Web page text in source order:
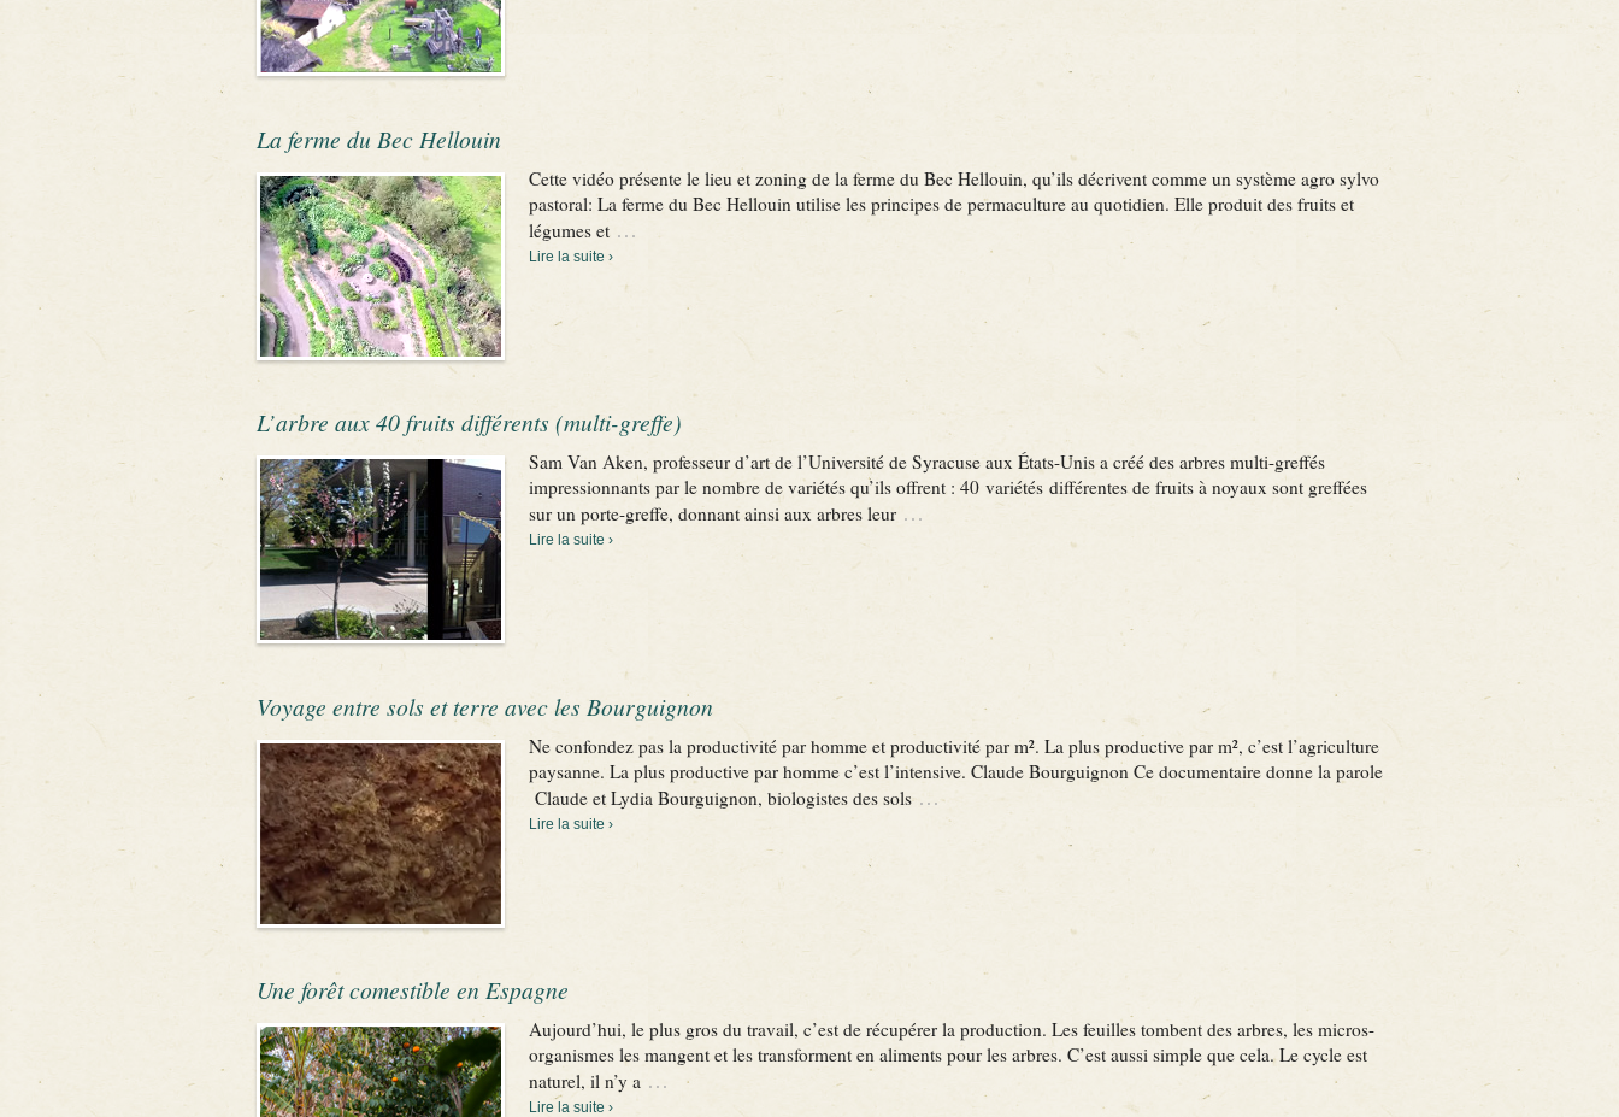
La ferme du Bec Hellouin
Cette vidéo présente le lieu et zoning de la ferme du Bec Hellouin, qu’ils décrivent comme un système agro sylvo
pastoral: La ferme du Bec Hellouin utilise les principes de permaculture au quotidien. Elle produit des fruits et
légumes et …
Lire la suite ›
L’arbre aux 40 fruits différents (multi-greffe)
Sam Van Aken, professeur d’art de l’Université de Syracuse aux États-Unis a créé des arbres multi-greffés
impressionnants par le nombre de variétés qu’ils offrent : 40 variétés différentes de fruits à noyaux sont greffées
sur un porte-greffe, donnant ainsi aux arbres leur …
Lire la suite ›
Voyage entre sols et terre avec les Bourguignon
Ne confondez pas la productivité par homme et productivité par m². La plus productive par m², c’est l’agriculture
paysanne. La plus productive par homme c’est l’intensive. Claude Bourguignon Ce documentaire donne la parole
Claude et Lydia Bourguignon, biologistes des sols …
Lire la suite ›
Une forêt comestible en Espagne
Aujourd’hui, le plus gros du travail, c’est de récupérer la production. Les feuilles tombent des arbres, les micros-
organismes les mangent et les transforment en aliments pour les arbres. C’est aussi simple que cela. Le cycle est
naturel, il n’y a …
Lire la suite ›